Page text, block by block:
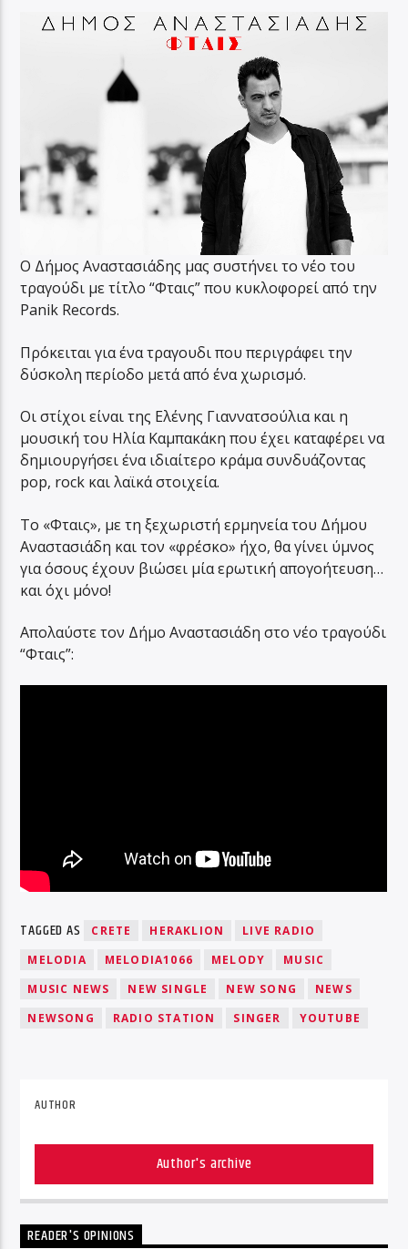
Ο Δήμος Αναστασιάδης μας συστήνει το νέο του
τραγούδι με τίτλο “Φταις” που κυκλοφορεί από την
Panik Records.
Πρόκειται για ένα τραγουδι που περιγράφει την
δύσκολη περίοδο μετά από ένα χωρισμό.
Οι στίχοι είναι της Ελένης Γιαννατσούλια και η
μουσική του Ηλία Καμπακάκη που έχει καταφέρει να
δημιουργήσει ένα ιδιαίτερο κράμα συνδυάζοντας
pop, rock και λαϊκά στοιχεία.
Το «Φταις», με τη ξεχωριστή ερμηνεία του Δήμου
Αναστασιάδη και τον «φρέσκο» ήχο, θα γίνει ύμνος
για όσους έχουν βιώσει μία ερωτική απογοήτευση…
και όχι μόνο!
Απολαύστε τον Δήμο Αναστασιάδη στο νέο τραγούδι
“Φταις”:
TAGGED AS CRETE HERAKLION
LIVE RADIO
MELODIA
MELODIA1066 MELODY
MUSIC
MUSIC NEWS
NEW SINGLE NEW SONG
NEWS
NEWSONG
RADIO STATION SINGER YOUTUBE
AUTHOR
Author's archive
READER'S OPINIONS